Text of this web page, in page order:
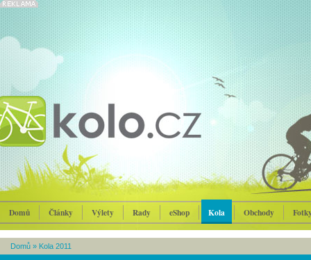
Domů Články Výlety Rady eShop Kola Obchody
Domů » Kola 2011